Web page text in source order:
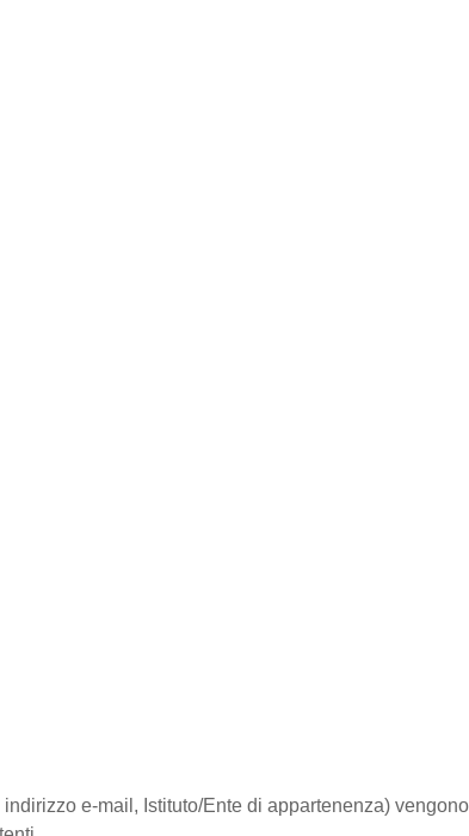
e-mail, Istituto/Ente di appartenenza)